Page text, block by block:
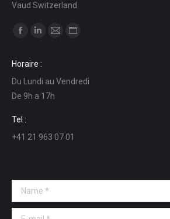
Vaud Switzerland
Find us on:
opens
in
new
window
opens
in
new
in
in
Horaire :
Du Lundi au Vendredi
De 9h a 17h
Tel :
+41 21 963 07 01
Name *
E-mail *